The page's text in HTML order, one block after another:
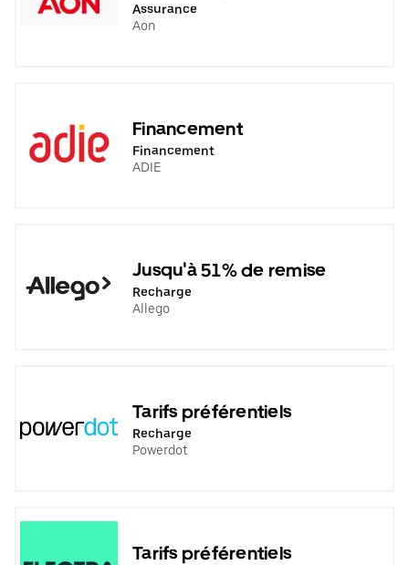
Assurance
Aon
Financement
Financement
ADIE
Jusqu'à 51% de remise
Recharge
Allego
Tarifs préférentiels
Recharge
Powerdot
Tarifs préférentiels